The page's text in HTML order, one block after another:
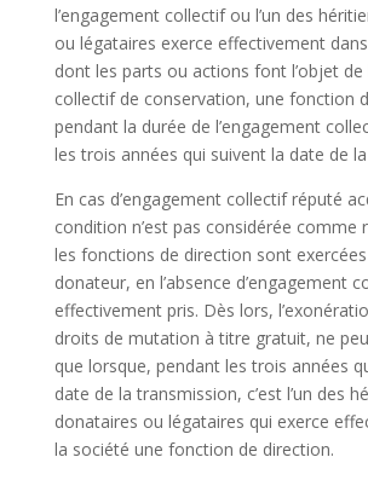
l’engagement collectif ou l’un des
ou légataires exerce effectivement
dont les parts ou actions font l’objet de
collectif de conservation, une fonction
pendant la durée de l’engagement
les trois années qui suivent la date de
En cas d’engagement collectif réputé
condition n’est pas considérée comme
les fonctions de direction sont
donateur, en l’absence d’engagement
effectivement pris. Dès lors,
droits de mutation à titre gratuit, ne
que lorsque, pendant les trois années
date de la transmission, c’est l’un des
donataires ou légataires qui exerce
la société une fonction de direction.